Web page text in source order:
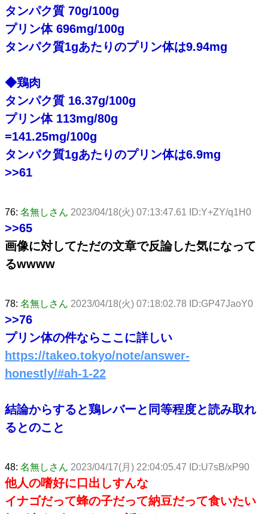
タンパク質 70g/100g
プリン体 696mg/100g
タンパク質1gあたりのプリン体は9.94mg
◆鶏肉
タンパク質 16.37g/100g
プリン体 113mg/80g
=141.25mg/100g
タンパク質1gあたりのプリン体は6.9mg
>>61
76: 名無しさん 2023/04/18(火) 07:13:47.61 ID:Y+ZY/q1H0
>>65
画像に対してただの文章で反論した気になって
るwwww
78: 名無しさん 2023/04/18(火) 07:18:02.78 ID:GP47JaoY0
>>76
プリン体の件ならここに詳しい
https://takeo.tokyo/note/answer-
honestly/#ah-1-22
結論からすると鶏レバーと同等程度と読み取れ
るとのこと
48: 名無しさん 2023/04/17(月) 22:04:05.47 ID:U7sB/xP90
他人の嗜好に口出しすんな
イナゴだって蜂の子だって納豆だって食いたい